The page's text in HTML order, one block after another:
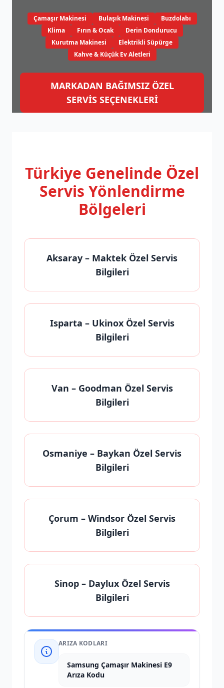
Çamaşır Makinesi Bulaşık Makinesi
Buzdolabı
Klima
Fırın & Ocak
Derin Dondurucu
Kurutma Makinesi
Elektrikli Süpürge
Kahve & Küçük Ev Aletleri
MARKADAN BAĞIMSIZ ÖZEL
SERVİS SEÇENEKLERİ
Türkiye Genelinde Özel
Servis Yönlendirme
Bölgeleri
Aksaray – Maktek Özel Servis
Bilgileri
Isparta – Ukinox Özel Servis
Bilgileri
Van – Goodman Özel Servis
Bilgileri
Osmaniye – Baykan Özel Servis
Bilgileri
Çorum – Windsor Özel Servis
Bilgileri
Sinop– Daylux Özel Servis
Bilgileri
ARIZA KODLARI
Samsung Çamaşır Makinesi E9
Arıza Kodu